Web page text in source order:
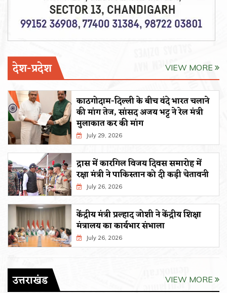
देश-प्रदेश VIEW MORE
काठगोदाम-दिल्ली के बीच वंदे भारत चलाने
की मांग तेज, सांसद अजय भट्ट ने रेल मंत्री
मुलाकात कर की मांग
July 29, 2026
द्रास में कारगिल विजय दिवस समारोह में
रक्षा मंत्री ने पाकिस्तान को दी कड़ी चेतावनी
July 26, 2026
केंद्रीय मंत्री प्रल्हाद जोशी ने केंद्रीय शिक्षा
मंत्रालय का कार्यभार संभाला
July 26, 2026
उत्तराखंड VIEW MORE